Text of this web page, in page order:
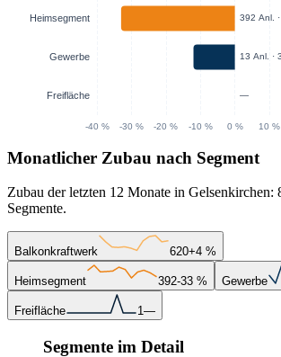
Monatlicher Zubau nach Segment
Zubau der letzten 12 Monate in Gelsenkirchen:
Segmente.
Balkonkraftwerk 620+4 %
Heimsegment 392-33 % Gewerbe
Freifläche 1—
Segmente im Detail